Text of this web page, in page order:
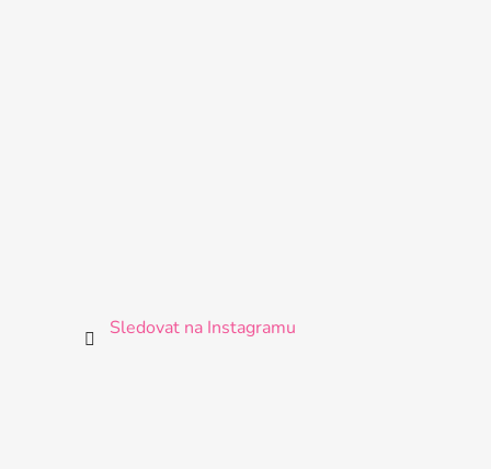
Sledovat na Instagramu